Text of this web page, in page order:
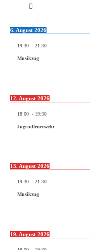
6. August 2026
19:30 - 21:30
Musikzug
12. August 2026
18:00 - 19:30
Jugendfeuerwehr
13. August 2026
19:30 - 21:30
Musikzug
19. August 2026